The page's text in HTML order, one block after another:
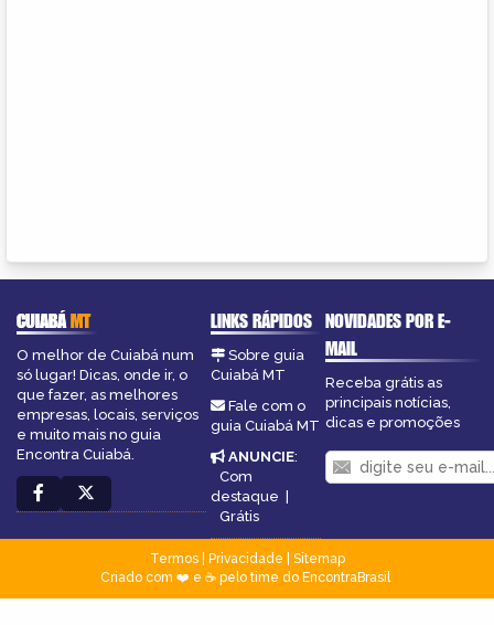
CUIABÁMT
O melhor de Cuiabá num
só lugar! Dicas, onde ir, o
que fazer, as melhores
empresas, locais, serviços
e muito mais no guia
Encontra Cuiabá.
LINKS RÁPIDOS
Sobre guia
Cuiabá MT
Fale com o
guia Cuiabá MT
ANUNCIE:
Com
destaque
Grátis
NOVIDADES POR E-
MAIL
Receba grátis as
principais notícias,
dicas e promoções
Termos| Privacidade
Sitemap
Criado com ❤️ e ☕ pelo time do EncontraBrasil